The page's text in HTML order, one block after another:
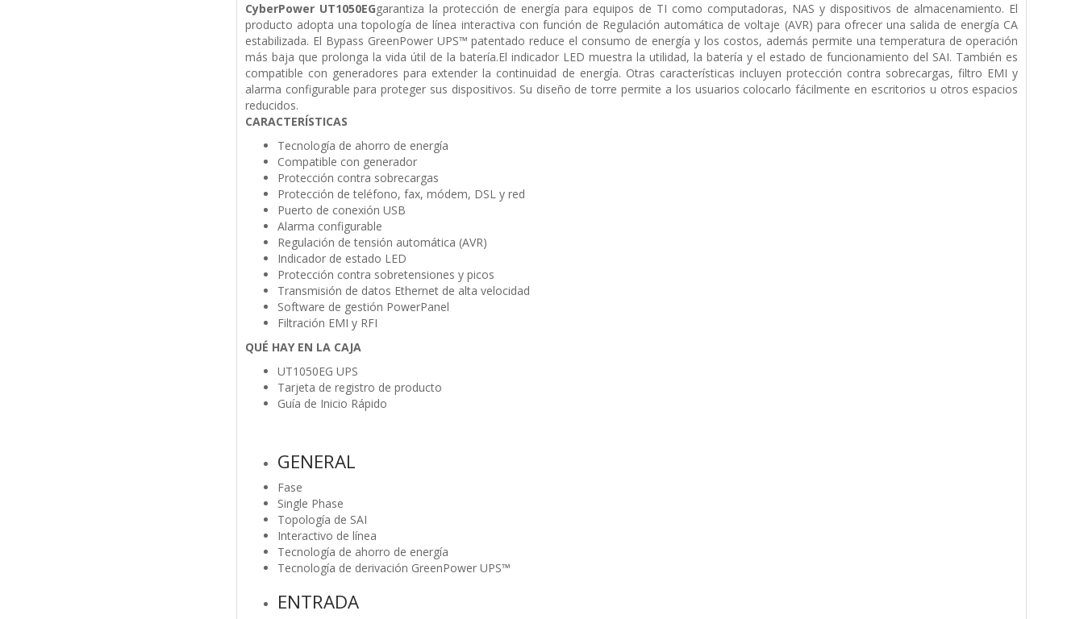
CyberPower UT1050EGgarantiza la protección de energía para equipos de TI como computadoras, NAS y dispositivos de almacenamiento. El
producto adopta una topología de línea interactiva con función de Regulación automática de voltaje (AVR) para ofrecer una salida de energía CA
estabilizada. El Bypass GreenPower UPS™ patentado reduce el consumo de energía y los costos, además permite una temperatura de operación
más baja que prolonga la vida útil de la batería.El indicador LED muestra la utilidad, la batería y el estado de funcionamiento del SAI. También es
compatible con generadores para extender la continuidad de energía. Otras características incluyen protección contra sobrecargas, filtro EMI y
alarma configurable para proteger sus dispositivos. Su diseño de torre permite a los usuarios colocarlo fácilmente en escritorios u otros espacios
reducidos.
CARACTERÍSTICAS
Tecnología de ahorro de energía
Compatible con generador
Protección contra sobrecargas
Protección de teléfono, fax, módem, DSL y red
Puerto de conexión USB
Alarma configurable
Regulación de tensión automática (AVR)
Indicador de estado LED
Protección contra sobretensiones y picos
Transmisión de datos Ethernet de alta velocidad
Software de gestión PowerPanel
Filtración EMI y RFI
QUÉ HAY EN LA CAJA
UT1050EG UPS
Tarjeta de registro de producto
Guía de Inicio Rápido
GENERAL
Fase
Single Phase
Topología de SAI
Interactivo de línea
Tecnología de ahorro de energía
Tecnología de derivación GreenPower UPS™
ENTRADA